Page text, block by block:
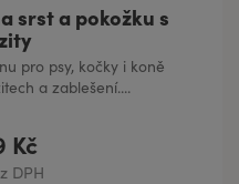
srst a pokožku s
pro psy, kočky i koně
a zablešení....
Kč
DPH